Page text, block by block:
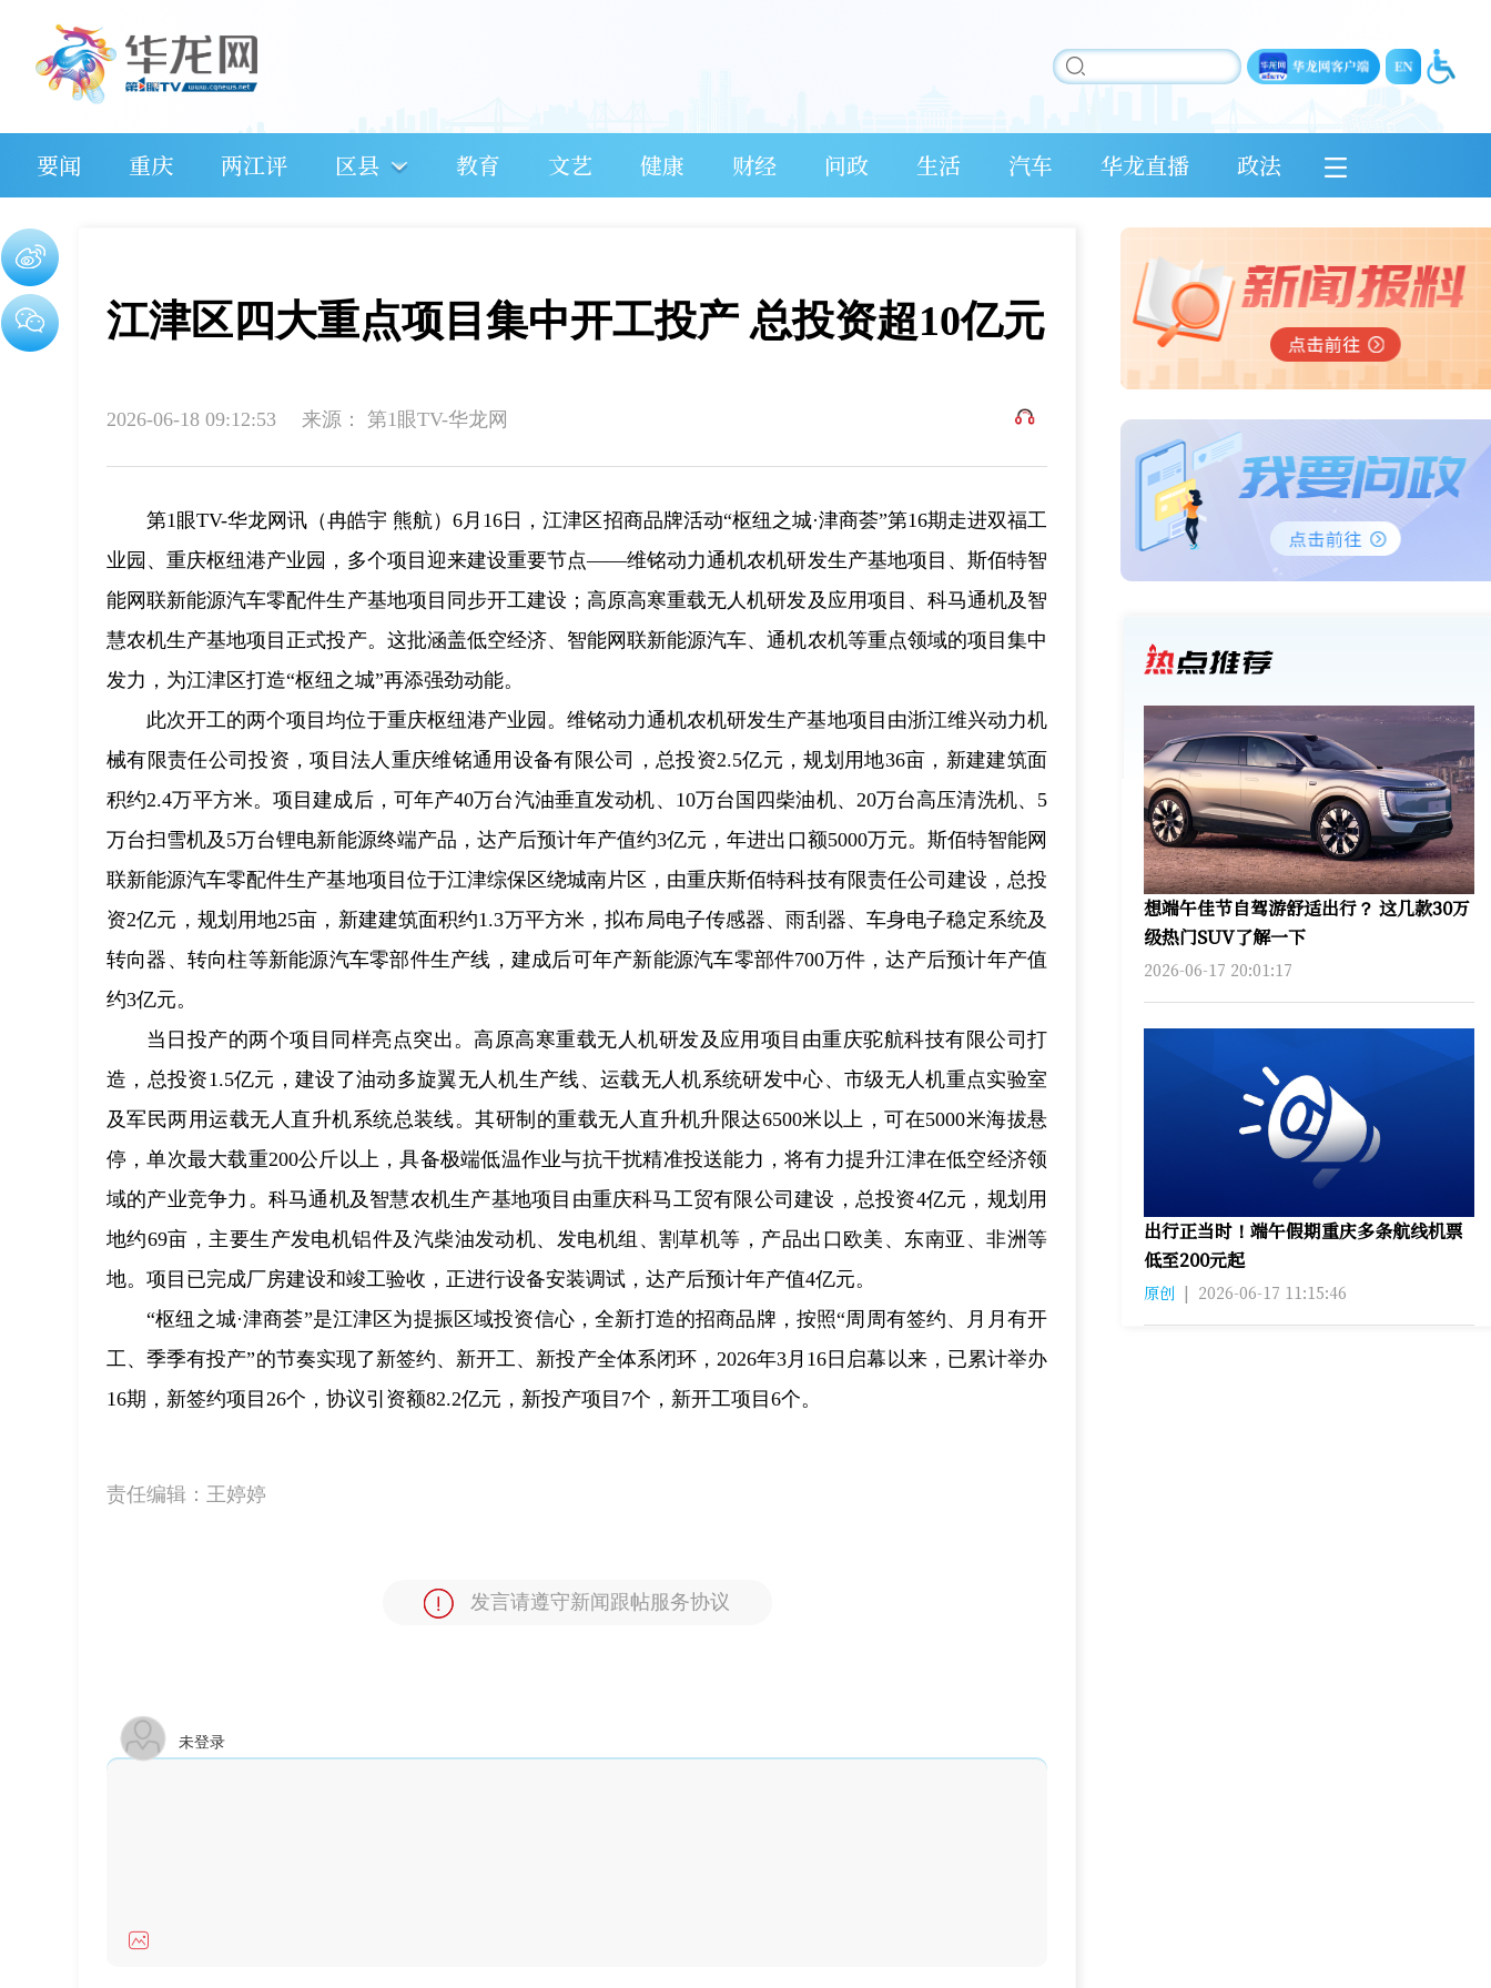
要闻 重庆 两江评 区县 教育 文艺 健康 财经 问政 生活 汽车 华龙直播 政法
江津区四大重点项目集中开工投产 总投资超10亿元
2026-06-18 09:12:53 来源： 第1眼TV-华龙网
第1眼TV-华龙网讯（冉皓宇 熊航）6月16日，江津区招商品牌活动“枢纽之城·津商荟”第16期走进双福工
业园、重庆枢纽港产业园，多个项目迎来建设重要节点——维铭动力通机农机研发生产基地项目、斯佰特智
能网联新能源汽车零配件生产基地项目同步开工建设；高原高寒重载无人机研发及应用项目、科马通机及智
慧农机生产基地项目正式投产。这批涵盖低空经济、智能网联新能源汽车、通机农机等重点领域的项目集中
发力，为江津区打造“枢纽之城”再添强劲动能。
此次开工的两个项目均位于重庆枢纽港产业园。维铭动力通机农机研发生产基地项目由浙江维兴动力机
械有限责任公司投资，项目法人重庆维铭通用设备有限公司，总投资2.5亿元，规划用地36亩，新建建筑面
积约2.4万平方米。项目建成后，可年产40万台汽油垂直发动机、10万台国四柴油机、20万台高压清洗机、5
万台扫雪机及5万台锂电新能源终端产品，达产后预计年产值约3亿元，年进出口额5000万元。斯佰特智能网
联新能源汽车零配件生产基地项目位于江津综保区绕城南片区，由重庆斯佰特科技有限责任公司建设，总投
资2亿元，规划用地25亩，新建建筑面积约1.3万平方米，拟布局电子传感器、雨刮器、车身电子稳定系统及
转向器、转向柱等新能源汽车零部件生产线，建成后可年产新能源汽车零部件700万件，达产后预计年产值
约3亿元。
当日投产的两个项目同样亮点突出。高原高寒重载无人机研发及应用项目由重庆驼航科技有限公司打
造，总投资1.5亿元，建设了油动多旋翼无人机生产线、运载无人机系统研发中心、市级无人机重点实验室
及军民两用运载无人直升机系统总装线。其研制的重载无人直升机升限达6500米以上，可在5000米海拔悬
停，单次最大载重200公斤以上，具备极端低温作业与抗干扰精准投送能力，将有力提升江津在低空经济领
域的产业竞争力。科马通机及智慧农机生产基地项目由重庆科马工贸有限公司建设，总投资4亿元，规划用
地约69亩，主要生产发电机铝件及汽柴油发动机、发电机组、割草机等，产品出口欧美、东南亚、非洲等
地。项目已完成厂房建设和竣工验收，正进行设备安装调试，达产后预计年产值4亿元。
“枢纽之城·津商荟”是江津区为提振区域投资信心，全新打造的招商品牌，按照“周周有签约、月月有开
工、季季有投产”的节奏实现了新签约、新开工、新投产全体系闭环，2026年3月16日启幕以来，已累计举办
16期，新签约项目26个，协议引资额82.2亿元，新投产项目7个，新开工项目6个。
责任编辑： 王婷婷
发言请遵守新闻跟帖服务协议
未登录
想端午佳节自驾游舒适出行？ 这几款30万
级热门SUV了解一下
2026-06-17 20:01:17
出行正当时！端午假期重庆多条航线机票
低至200元起
原创 | 2026-06-17 11:15:46